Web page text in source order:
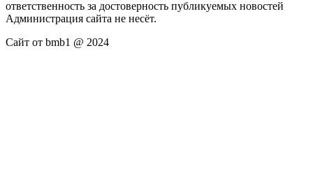
ответственность за достоверность публикуемых новостей
Администрация сайта не несёт.
Сайт от bmb1 @ 2024